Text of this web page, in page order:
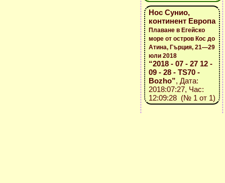
Нос Сунио,
континент Европа
Плаване в Егейско
море от остров Кос до
Атина, Гърция, 21—29
юли 2018
“2018 - 07 - 27 12 -
09 - 28 - TS70 -
Bozho”, Дата:
2018:07:27, Час:
12:09:28 (№ 1 от 1)